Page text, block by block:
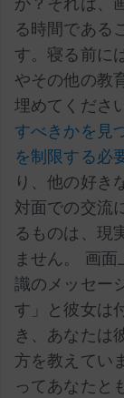
る時間である
す。寝る前に
やその他の教
埋めてくださ
すべきかを見
を制限する必
り、他の好き
対面での交流
るものは、現
ません。 画
識のメッセー
す」と彼女は
き、あなたは
方を教えてい
ってあなたと